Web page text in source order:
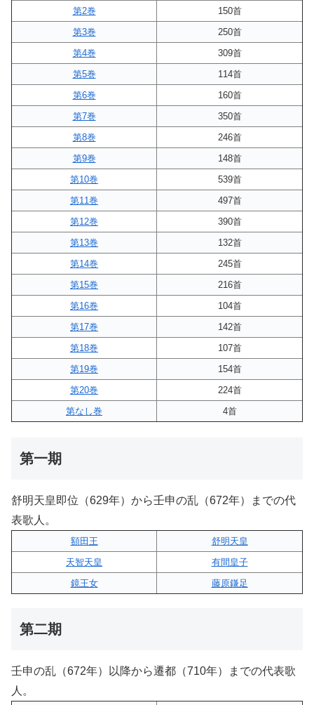
第2巻
150首
第3巻
250首
第4巻
309首
第5巻
114首
第6巻
160首
第7巻
350首
第8巻
246首
第9巻
148首
第10巻
539首
第11巻
497首
第12巻
390首
第13巻
132首
第14巻
245首
第15巻
216首
第16巻
104首
第17巻
142首
第18巻
107首
第19巻
154首
第20巻
224首
第なし巻
4首
第一期
舒明天皇即位（629年）から壬申の乱（672年）までの代
表歌人。
額田王
舒明天皇
天智天皇
有間皇子
鏡王女
藤原鎌足
第二期
壬申の乱（672年）以降から遷都（710年）までの代表歌
人。